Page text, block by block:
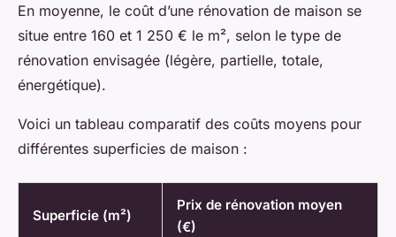
En moyenne, le coût d’une rénovation de maison se
situe entre 160 et 1 250 € le m², selon le type de
rénovation envisagée (légère, partielle, totale,
énergétique).
Voici un tableau comparatif des coûts moyens pour
différentes superficies de maison :
Superficie (m²)
Prix de rénovation moyen
(€)